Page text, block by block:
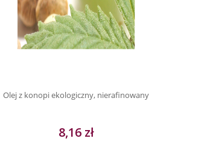
Olej z konopi ekologiczny, nierafinowany
8,16 zł